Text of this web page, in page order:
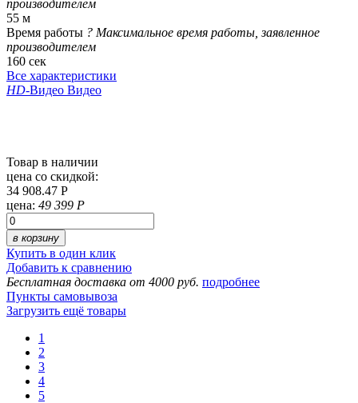
производителем
55 м
Время работы ? Максимальное время работы, заявленное
производителем
160 сек
Все характеристики
HD-Видео Видео
Товар в наличии
цена со скидкой:
34 908.47 Р
цена: 49 399 Р
в корзину
Купить в один клик
Добавить к сравнению
Бесплатная доставка от 4000 руб. подробнее
Пункты самовывоза
Загрузить ещё товары
1
2
3
4
5